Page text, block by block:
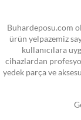
Buhardeposu.com
ürün yelpazemiz
kullanıcılara
cihazlardan
yedek parça ve